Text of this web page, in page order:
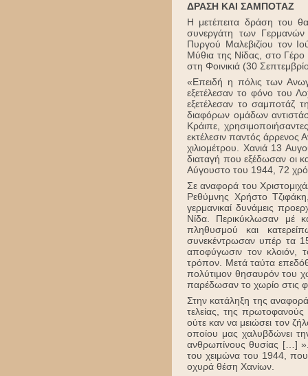
ΔΡΑΣΗ ΚΑΙ ΣΑΜΠΟΤΑΖ
Η μετέπειτα δράση του
συνεργάτη των
Πυργού Μαλεβιζίου τον
Μύθια της Νίδας, στο
στη Φοινικιά (30
«Επειδή η πόλις των
εξετέλεσαν το φόνο του
εξετέλεσαν το σαμποτάζ
διαφόρων ομάδων
Κράιπε,
εκτέλεσιν παντός άρρενος
χιλιομέτρου. Χανιά 13
διαταγή που εξέδωσαν οι
Αύγουστο του 1944, 72
Σε αναφορά του
Ρεθύμνης Χρήστο
γερμανικαί δυνάμεις
Νίδα. Περικύκλωσαν μέ
πληθυσμού και
συνεκέντρωσαν υπέρ τα
αποφύγωσιν τον κλοιόν,
τρόπον. Μετά ταύτα
πολύτιμον θησαυρόν του
παρέδωσαν το χωρίο στις
Στην κατάληξη της
τελείας, της
ούτε καν να μειώσει τον
οποίου μας χαλυβδώνει
ανθρωπίνους θυσίας […] ».
του χειμώνα του 1944,
οχυρά θέση Χανίων.